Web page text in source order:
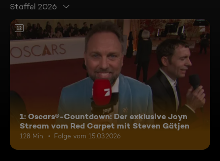
Staffel 2026
12
1: Oscars®-Countdown: Der exklusive Joyn
Stream vom Red Carpet mit Steven Gätjen
128 Min. Folge vom 15.03.2026